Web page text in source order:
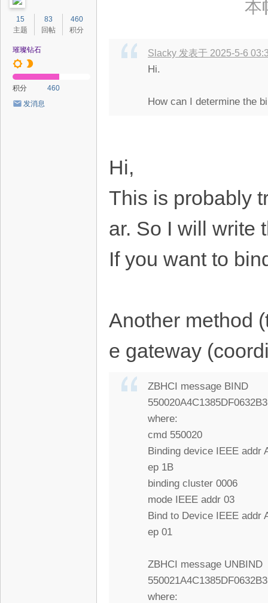
15
主题
83
回帖
460
积分
璀璨钻石
积分
460
发消息
本
Slacky 发表于 2025-5-6
Hi.
How can I determine the
Hi,
This is probably
ar. So I will write
If you want to
Another method
e gateway
ZBHCI message BIND
where:
cmd 550020
Binding device IEEE addr
ep 1B
binding cluster 0006
mode IEEE addr 03
Bind to Device IEEE addr
ep 01
ZBHCI message UNBIND
where: